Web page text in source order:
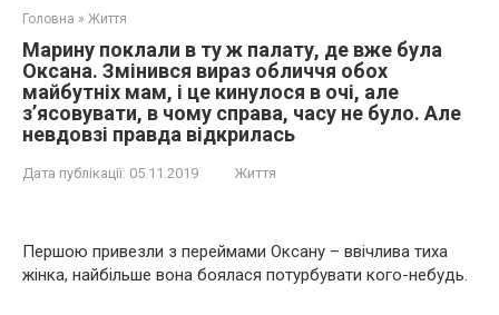
Головна » Життя
Марину поклали в ту ж палату, де вже була
Оксана. Змінився вираз обличчя обох
майбутніх мам, і це кинулося в очі, але
з’ясовувати, в чому справа, часу не було. Але
невдовзі правда відкрилась
Дата публікації: 05.11.2019 Життя
Першою привезли з пеpeймами Оксану – ввічлива тиха
жінка, найбільше вона боялася потурбувати кого-небудь.